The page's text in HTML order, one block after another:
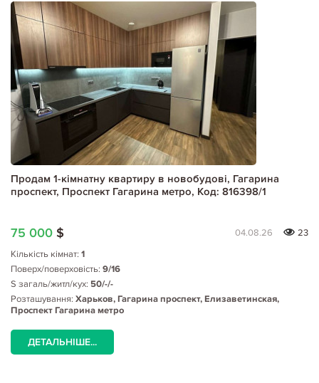
Продам 1-кімнатну квартиру в новобудові, Гагарина
проспект, Проспект Гагарина метро, Код: 816398/1
75 000 $ 04.08.26
23
Кількість кімнат: 1
Поверх/поверховість: 9/16
S загаль/житл/кух: 50/-/-
Розташування: Харьков, Гагарина проспект, Елизаветинская,
Проспект Гагарина метро
ДЕТАЛЬНІШЕ...